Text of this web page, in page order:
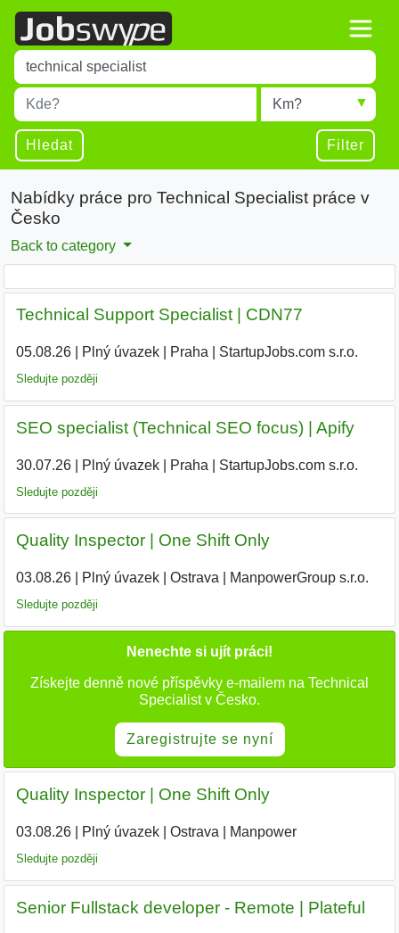
Title
Type 1 or more characters for results.
Místo
Type 1 or more characters for results.
Radius
Hledat Filter
Nabídky práce pro Technical Specialist práce v
Česko
Back to category
Technical Support Specialist | CDN77
05.08.26| Plný úvazek| Praha StartupJobs.com s.r.o.
Sledujte později
SEO specialist (Technical SEO focus) | Apify
30.07.26| Plný úvazek| Praha StartupJobs.com s.r.o.
Sledujte později
Quality Inspector | One Shift Only
03.08.26| Plný úvazek| Ostrava ManpowerGroup s.r.o.
Sledujte později
Nenechte si ujít práci!
Získejte denně nové příspěvky e-mailem na Technical
Specialist v Česko.
Zaregistrujte se nyní
Quality Inspector | One Shift Only
03.08.26| Plný úvazek| Ostrava Manpower
Sledujte později
Senior Fullstack developer - Remote | Plateful